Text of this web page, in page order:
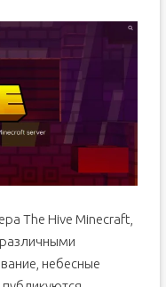
The Hive Minecraft,
небесные